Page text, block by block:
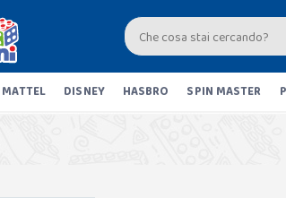
MATTEL DISNEY HASBRO SPIN MASTER